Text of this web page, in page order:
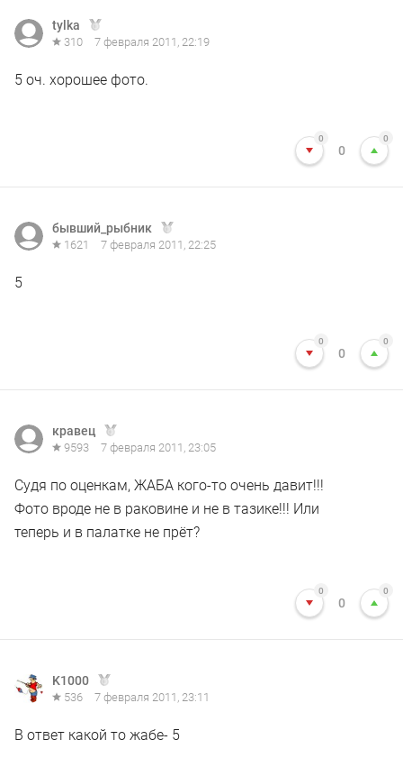
tylka
310 7 февраля 2011, 22:19
5 оч. хорошее фото.
0
0
0
бывший_рыбник
1621 7 февраля 2011, 22:25
5
0
0
0
кравец
9593 7 февраля 2011, 23:05
Судя по оценкам, ЖАБА кого-то очень давит!!!
Фото вроде не в раковине и не в тазике!!! Или
теперь и в палатке не прёт?
0
0
0
K1000
536 7 февраля 2011, 23:11
В ответ какой то жабе- 5